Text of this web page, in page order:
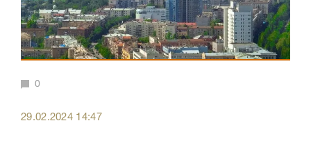
0
29.02.2024 14:47